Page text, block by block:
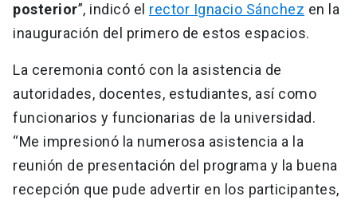
posterior”, indicó el rector Ignacio Sánchez en la
inauguración del primero de estos espacios.
La ceremonia contó con la asistencia de
autoridades, docentes, estudiantes, así como
funcionarios y funcionarias de la universidad.
“Me impresionó la numerosa asistencia a la
reunión de presentación del programa y la buena
recepción que pude advertir en los participantes,